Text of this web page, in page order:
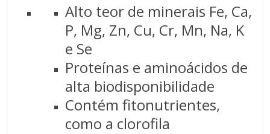
Alto teor de minerais Fe, Ca,
P, Mg, Zn, Cu, Cr, Mn, Na, K
e Se
Proteínas e aminoácidos de
alta biodisponibilidade
Contém fitonutrientes,
como a clorofila